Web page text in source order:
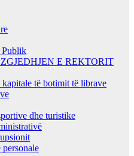
Publik
E REKTORIT
të botimit të librave
dhe turistike